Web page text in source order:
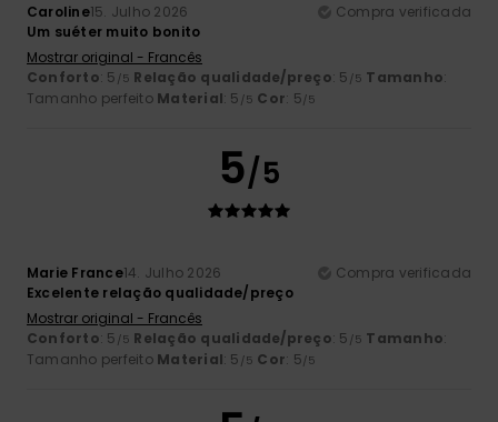
Caroline15. Julho 2026
Compra verificada
Um suéter muito bonito
Mostrar original - Francês
Conforto: 5 /5 Relação qualidade/preço: 5 /5 Tamanho:
Tamanho perfeito Material: 5 /5 Cor: 5/5
5/5
Marie France14. Julho 2026
Compra verificada
Excelente relação qualidade/preço
Mostrar original - Francês
Conforto: 5 /5 Relação qualidade/preço: 5 /5 Tamanho:
Tamanho perfeito Material: 5 /5 Cor: 5/5